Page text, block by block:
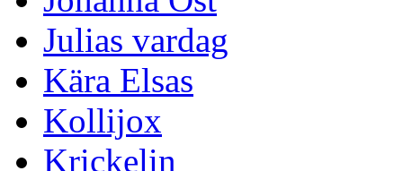
Julias vardag
Kära Elsas
Kollijox
Krickelin